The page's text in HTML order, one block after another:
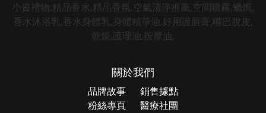
關於我們
品牌故事 銷售據點
粉絲專頁 醫療社團